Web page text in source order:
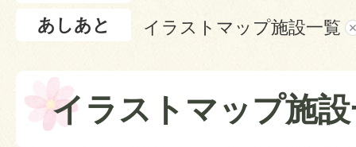
あしあと
イラストマップ施設一覧
イラストマップ施